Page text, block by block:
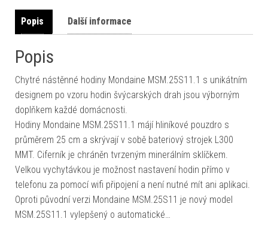
Popis Další informace
Popis
Chytré nástěnné hodiny Mondaine MSM.25S11.1 s unikátním
designem po vzoru hodin švýcarských drah jsou výborným
doplňkem každé domácnosti.
Hodiny Mondaine MSM.25S11.1 májí hliníkové pouzdro s
průměrem 25 cm a skrývají v sobě bateriový strojek L300
MMT. Ciferník je chráněn tvrzeným minerálním sklíčkem.
Velkou vychytávkou je možnost nastavení hodin přímo v
telefonu za pomocí wifi připojení a není nutné mít ani aplikaci.
Oproti původní verzi Mondaine MSM.25S11 je nový model
MSM.25S11.1 vylepšený o automatické…